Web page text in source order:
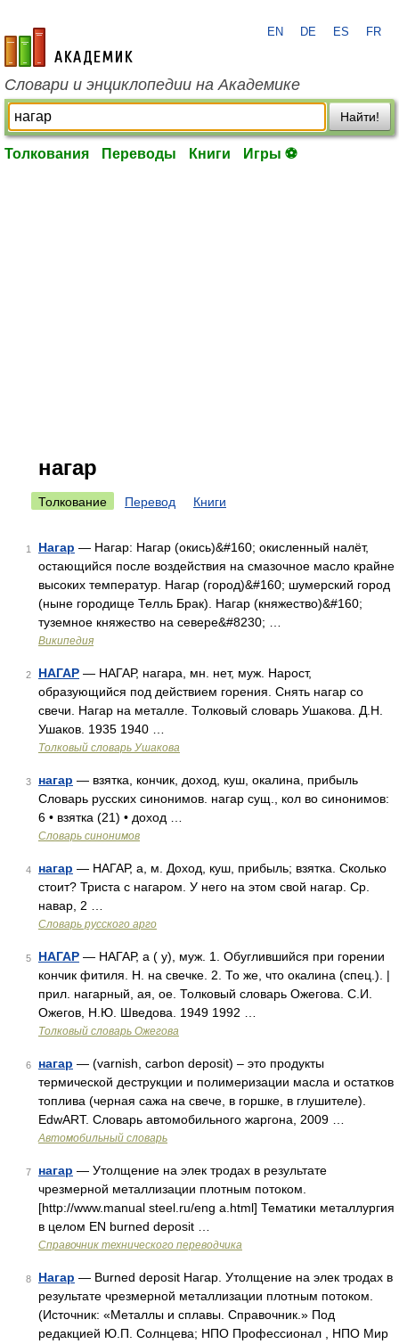
academic.ru
EN DE ES FR
Словари и энциклопедии на Академике
Найти!
Толкования Переводы Книги Игры ⚽
нагар
Толкование Перевод Книги
1 Нагар — Нагар: Нагар (окись)&#160; окисленный налёт,
остающийся после воздействия на смазочное масло крайне
высоких температур. Нагар (город)&#160; шумерский город
(ныне городище Телль Брак). Нагар (княжество)&#160;
туземное княжество на севере&#8230; …
Википедия
2 НАГАР — НАГАР, нагара, мн. нет, муж. Нарост,
образующийся под действием горения. Снять нагар со
свечи. Нагар на металле. Толковый словарь Ушакова. Д.Н.
Ушаков. 1935 1940 …
Толковый словарь Ушакова
3 нагар — взятка, кончик, доход, куш, окалина, прибыль
Словарь русских синонимов. нагар сущ., кол во синонимов:
6 • взятка (21) • доход …
Словарь синонимов
4 нагар — НАГАР, а, м. Доход, куш, прибыль; взятка. Сколько
стоит? Триста с нагаром. У него на этом свой нагар. Ср.
навар, 2 …
Словарь русского арго
5 НАГАР — НАГАР, а ( у), муж. 1. Обуглившийся при горении
кончик фитиля. Н. на свечке. 2. То же, что окалина (спец.). |
прил. нагарный, ая, ое. Толковый словарь Ожегова. С.И.
Ожегов, Н.Ю. Шведова. 1949 1992 …
Толковый словарь Ожегова
6 нагар — (varnish, carbon deposit) – это продукты
термической деструкции и полимеризации масла и остатков
топлива (черная сажа на свече, в горшке, в глушителе).
EdwART. Словарь автомобильного жаргона, 2009 …
Автомобильный словарь
7 нагар — Утолщение на элек тродах в результате
чрезмерной металлизации плотным потоком.
[http://www.manual steel.ru/eng a.html] Тематики металлургия
в целом EN burned deposit …
Справочник технического переводчика
8 Нагар — Burned deposit Нагар. Утолщение на элек тродах в
результате чрезмерной металлизации плотным потоком.
(Источник: «Металлы и сплавы. Справочник.» Под
редакцией Ю.П. Солнцева; НПО Профессионал , НПО Мир